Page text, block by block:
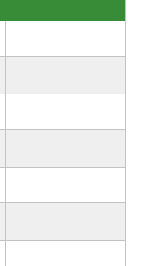
10470
7585
5378
4842